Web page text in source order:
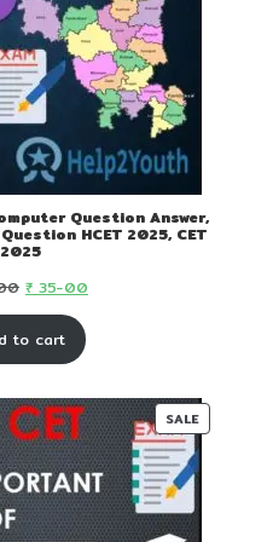
Question Answer,
HCET 2025, CET
2025
Original
price
was:
00.
₹ 35-00Current
00.
to cart
SALE
ON